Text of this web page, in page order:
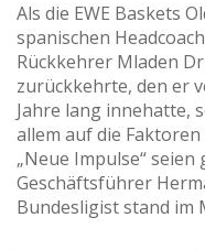
Als die EWE Baskets
spanischen
Rückkehrer Mladen
zurückkehrte, den er
Jahre lang innehatte,
allem auf die
„Neue Impulse“
Geschäftsführer
Bundesligist stand im